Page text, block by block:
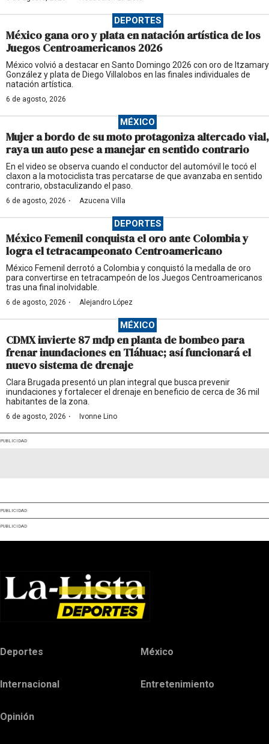
DEPORTES
México gana oro y plata en natación artística de los
Juegos Centroamericanos 2026
México volvió a destacar en Santo Domingo 2026 con oro de Itzamary
González y plata de Diego Villalobos en las finales individuales de
natación artística.
6 de agosto, 2026
MÉXICO
Mujer a bordo de su moto protagoniza altercado vial,
raya un auto pese a manejar en sentido contrario
En el video se observa cuando el conductor del automóvil le tocó el
claxon a la motociclista tras percatarse de que avanzaba en sentido
contrario, obstaculizando el paso.
6 de agosto, 2026 · Azucena Villa
DEPORTES
México Femenil conquista el oro ante Colombia y
logra el tetracampeonato Centroamericano
México Femenil derrotó a Colombia y conquistó la medalla de oro
para convertirse en tetracampeón de los Juegos Centroamericanos
tras una final inolvidable.
6 de agosto, 2026 · Alejandro López
MÉXICO
CDMX invierte 87 mdp en planta de bombeo para
frenar inundaciones en Tláhuac; así funcionará el
nuevo sistema de drenaje
Clara Brugada presentó un plan integral que busca prevenir
inundaciones y fortalecer el drenaje en beneficio de cerca de 36 mil
habitantes de la zona.
6 de agosto, 2026 · Ivonne Lino
PUBLICIDAD
PUBLICIDAD
PUBLICIDAD
Deportes México
Internacional Entretenimiento
Opinión